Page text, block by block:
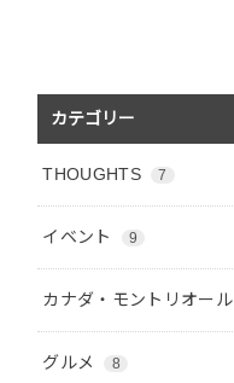
カテゴリー
THOUGHTS 7
イベント 9
カナダ・モントリオール
グルメ 8